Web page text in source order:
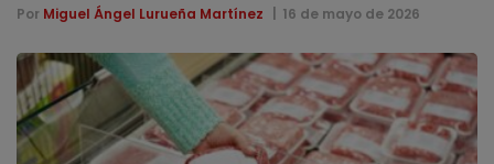
Por Miguel Ángel Lurueña Martínez 16 de mayo de 2026